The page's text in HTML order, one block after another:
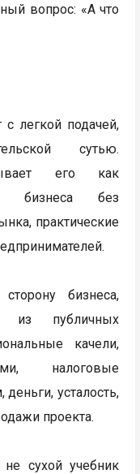
вопрос: «А что
легкой подачей,
сутью.
его как
бизнеса без
практические
бизнеса,
из публичных
качели,
налоговые
усталость,
проекта.
сухой учебник